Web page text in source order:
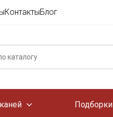
КонтактыБлог
Подборки